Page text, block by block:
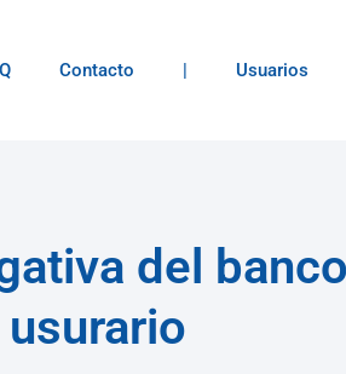
Contacto | Usuarios
del
usurario